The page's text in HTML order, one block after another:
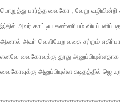
பொறுத்து பார்த்த வைகோ , வேறு வழியின்றி
இதில் அவர் காட்டிய கண்ணியம்
ஆனால் அவர் வெளியேறுவதை சற்றும்
எனவே வைகோவுக்கு தூது அனுப்பியுள்ளதாக
வைகோவுக்கு அனுப்பியுள்ள கடிதத்தில் ஜெ